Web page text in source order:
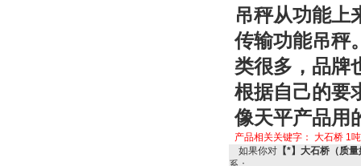
吊秤从功能上
传输功能吊秤
类很多，品牌
根据自己的要
像天平产品用
产品相关关键字： 大石桥 1
如果你对 【*】大石桥（质